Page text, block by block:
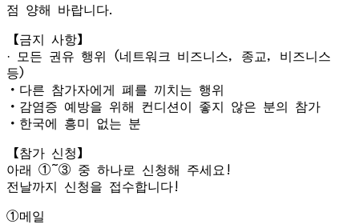
점 양해 바랍니다.
【금지 사항】
· 모든 권유 행위 (네트워크 비즈니스, 종교, 비즈니스
등)
・다른 참가자에게 폐를 끼치는 행위
・감염증 예방을 위해 컨디션이 좋지 않은 분의 참가
・한국에 흥미 없는 분
【참가 신청】
아래 ①~③ 중 하나로 신청해 주세요!
전날까지 신청을 접수합니다!
①메일